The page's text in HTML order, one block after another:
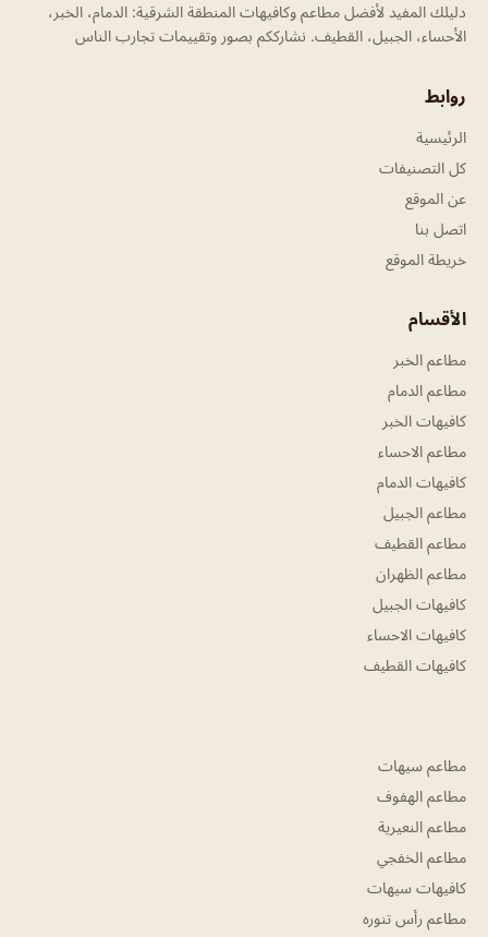
دليلك المفيد لأفضل مطاعم وكافيهات المنطقة الشرقية: الدمام، الخبر،
الأحساء، الجبيل، القطيف. نشارككم بصور وتقييمات تجارب الناس
روابط
الرئيسية
كل التصنيفات
عن الموقع
اتصل بنا
خريطة الموقع
الأقسام
مطاعم الخبر
مطاعم الدمام
كافيهات الخبر
مطاعم الاحساء
كافيهات الدمام
مطاعم الجبيل
مطاعم القطيف
مطاعم الظهران
كافيهات الجبيل
كافيهات الاحساء
كافيهات القطيف
مطاعم سيهات
مطاعم الهفوف
مطاعم النعيرية
مطاعم الخفجي
كافيهات سيهات
مطاعم رأس تنوره